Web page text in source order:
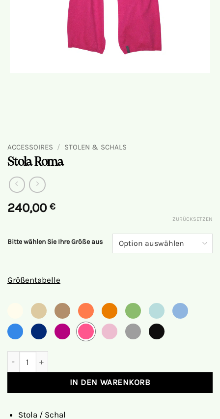
ACCESSOIRES / STOLEN & SCHALS
Stola Roma
240,00 €
Größentabelle
Bitte wählen Sie Ihre Größe aus
ZURÜCKSETZEN
IN DEN WARENKORB
Stola / Schal